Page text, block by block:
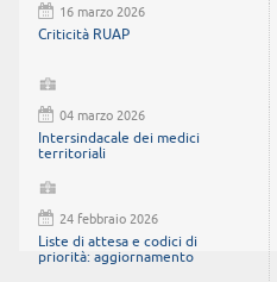
16 marzo 2026
Criticità RUAP
04 marzo 2026
Intersindacale dei medici
territoriali
24 febbraio 2026
Liste di attesa e codici di
priorità: aggiornamento